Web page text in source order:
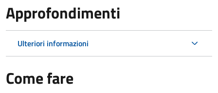
Approfondimenti
Ulteriori informazioni
Come fare